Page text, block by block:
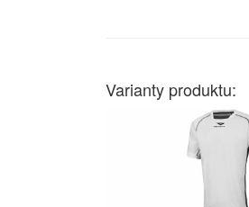
Varianty produktu: